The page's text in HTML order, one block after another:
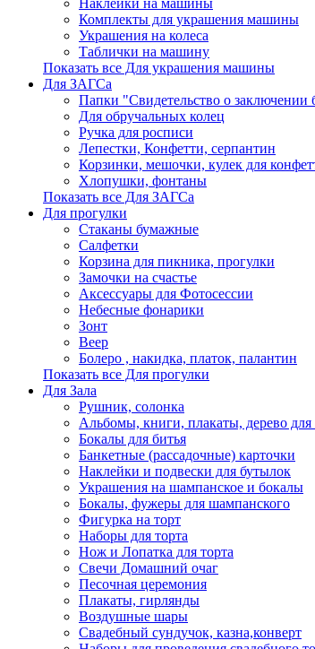
Наклейки на машины
Комплекты для украшения машины
Украшения на колеса
Таблички на машину
Показать все Для украшения машины
Для ЗАГСа
Папки "Свидетельство о заключении
Для обручальных колец
Ручка для росписи
Лепестки, Конфетти, серпантин
Корзинки, мешочки, кулек для
Хлопушки, фонтаны
Показать все Для ЗАГСа
Для прогулки
Стаканы бумажные
Салфетки
Корзина для пикника, прогулки
Замочки на счастье
Аксессуары для Фотосессии
Небесные фонарики
Зонт
Веер
Болеро , накидка, платок, палантин
Показать все Для прогулки
Для Зала
Рушник, солонка
Альбомы, книги, плакаты, дерево
Бокалы для битья
Банкетные (рассадочные) карточки
Наклейки и подвески для бутылок
Украшения на шампанское и бокалы
Бокалы, фужеры для шампанского
Фигурка на торт
Наборы для торта
Нож и Лопатка для торта
Свечи Домашний очаг
Песочная церемония
Плакаты, гирлянды
Воздушные шары
Свадебный сундучок, казна,конверт